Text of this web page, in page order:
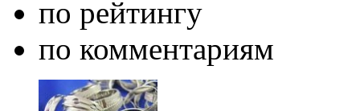
по рейтингу
по комментариям